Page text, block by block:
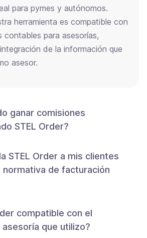
para pymes y autónomos.
herramienta es compatible con
contables para asesorías,
de la información que
asesor.
ganar comisiones
STEL Order?
STEL Order a mis clientes
normativa de facturación
compatible con el
que utilizo?